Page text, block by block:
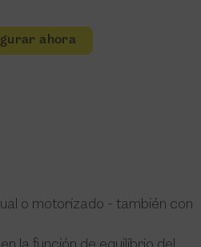
o motorizado - también con
ahora